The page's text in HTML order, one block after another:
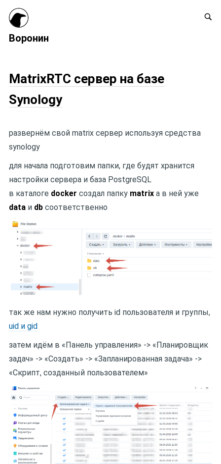
Воронин
MatrixRTC сервер на базе
Synology
развернём свой matrix сервер используя средства
synology
для начала подготовим папки, где будят хранится
настройки сервера и база PostgreSQL
в каталоге docker создал папку matrixа в ней уже
dataи dbсоответственно
так же нам нужно получить id пользователя и группы,
uid и gid
затем идём в «Панель управления» -> «Планировщик
задач» -> «Создать» -> «Запланированная задача» ->
«Скрипт, созданный пользователем»